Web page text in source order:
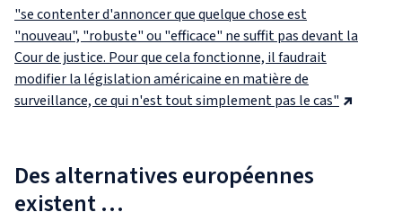
"se contenter d'annoncer que quelque chose est
"nouveau", "robuste" ou "efficace" ne suffit pas devant la
Cour de justice. Pour que cela fonctionne, il faudrait
modifier la législation américaine en matière de
surveillance, ce qui n'est tout simplement pas le cas"
Des alternatives européennes
existent …